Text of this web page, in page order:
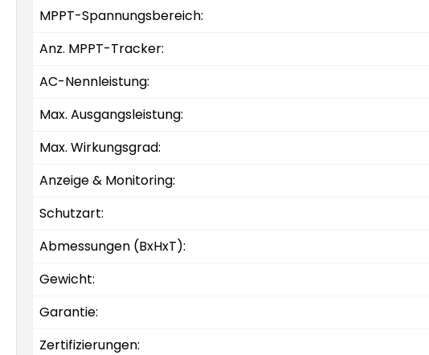
MPPT-Spannungsbereich:
Anz. MPPT-Tracker:
AC-Nennleistung:
Max. Ausgangsleistung:
Max. Wirkungsgrad:
Anzeige & Monitoring:
Schutzart:
Abmessungen (BxHxT):
Gewicht:
Garantie:
Zertifizierungen: